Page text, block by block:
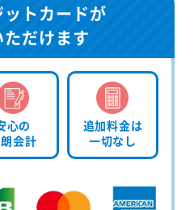
トカードが
だけます
心の
会計
追加料金は
一切なし